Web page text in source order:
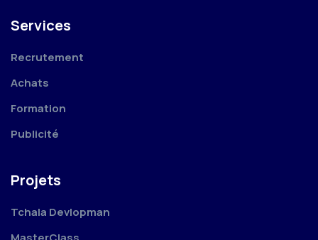
Services
Recrutement
Achats
Formation
Publicité
Projets
Tchala Devlopman